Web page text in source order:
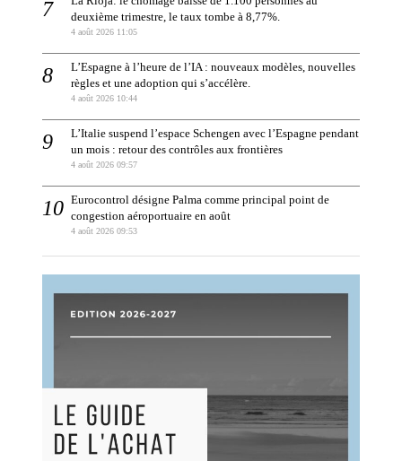
deuxième trimestre, le taux tombe à 8,77%.
4 août 2026 11:05
L’Espagne à l’heure de l’IA : nouveaux modèles, nouvelles
règles et une adoption qui s’accélère.
4 août 2026 10:44
L’Italie suspend l’espace Schengen avec l’Espagne pendant
un mois : retour des contrôles aux frontières
4 août 2026 09:57
Eurocontrol désigne Palma comme principal point de
congestion aéroportuaire en août
4 août 2026 09:53